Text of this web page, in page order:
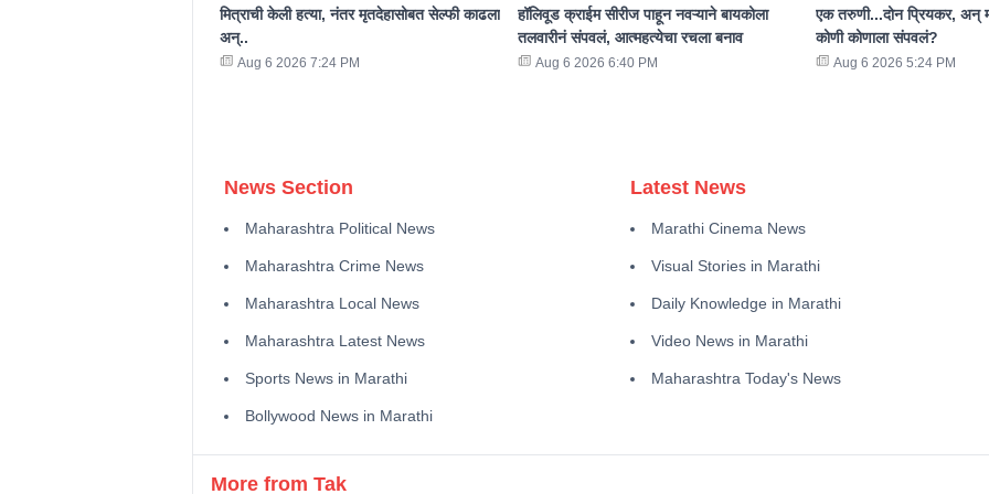
मित्राची केली हत्या, नंतर मृतदेहासोबत सेल्फी काढला
अन्..
Aug 6 2026 7:24 PM
हॉलिवूड क्राईम सीरीज पाहून नवऱ्याने बायकोला
तलवारीनं संपवलं, आत्महत्येचा रचला बनाव
Aug 6 2026 6:40 PM
एक तरुणी...दोन प्रियकर, अन्
कोणी कोणाला संपवलं?
Aug 6 2026 5:24 PM
News Section
Maharashtra Political News
Maharashtra Crime News
Maharashtra Local News
Maharashtra Latest News
Sports News in Marathi
Bollywood News in Marathi
Latest News
Marathi Cinema News
Visual Stories in Marathi
Daily Knowledge in Marathi
Video News in Marathi
Maharashtra Today's News
More from Tak